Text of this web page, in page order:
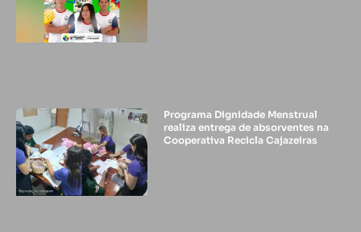
Programa Dignidade Menstrual
realiza entrega de absorventes na
Cooperativa Recicla Cajazeiras